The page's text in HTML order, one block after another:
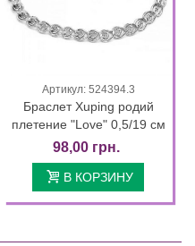
Артикул: 524394.3
Браслет Xuping родий
плетение "Love" 0,5/19 см
98,00 грн.
В КОРЗИНУ